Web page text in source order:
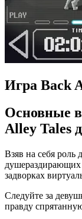
Игра Back
Основные
Alley Tales
Взяв на себя роль
душераздирающих
задворках
Следуйте за
правду